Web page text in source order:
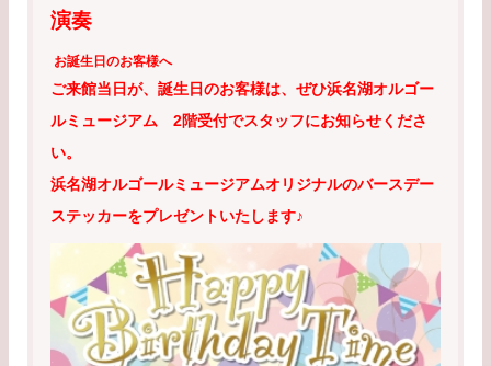
演奏
お誕生日のお客様へ
ご来館当日が、誕生日のお客様は、ぜひ浜名湖オルゴー
ルミュージアム 2階受付でスタッフにお知らせくださ
い。
浜名湖オルゴールミュージアムオリジナルのバースデー
ステッカーをプレゼントいたします♪